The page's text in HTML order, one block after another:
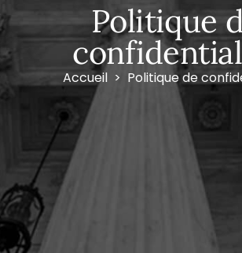
Politique
Accueil Politique de